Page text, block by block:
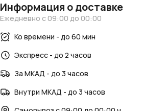
Информация о доставке
Ежедневно с 09:00 до 00:00
Ко времени - до 60 мин
Экспресс - до 2 часов
За МКАД - до 3 часов
Внутри МКАД - до 3 часов